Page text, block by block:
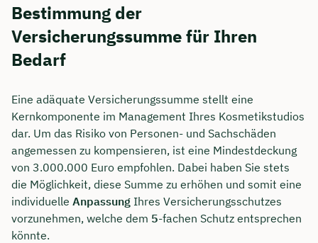
Bestimmung der
Versicherungssumme für Ihren
Bedarf
Eine adäquate Versicherungssumme stellt eine
Kernkomponente im Management Ihres Kosmetikstudios
dar. Um das Risiko von Personen- und Sachschäden
angemessen zu kompensieren, ist eine Mindestdeckung
von 3.000.000 Euro empfohlen. Dabei haben Sie stets
die Möglichkeit, diese Summe zu erhöhen und somit eine
individuelle Anpassung Ihres Versicherungsschutzes
vorzunehmen, welche dem 5-fachen Schutz entsprechen
könnte.